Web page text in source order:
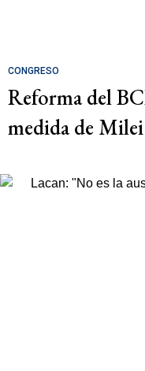
CONGRESO
Reforma del
medida de